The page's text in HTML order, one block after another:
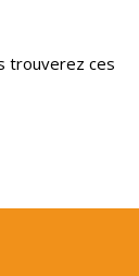
trouverez ces